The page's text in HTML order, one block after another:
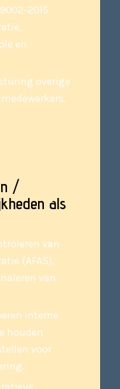
2015
en
overige
/
als
van
(AFAS),
van
interne
houden
voor